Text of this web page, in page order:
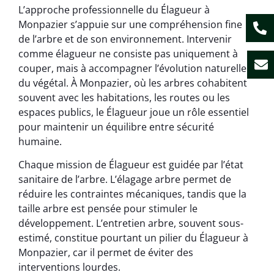
L’approche professionnelle du Élagueur à
Monpazier s’appuie sur une compréhension fine
de l’arbre et de son environnement. Intervenir
comme élagueur ne consiste pas uniquement à
couper, mais à accompagner l’évolution naturelle
du végétal. À Monpazier, où les arbres cohabitent
souvent avec les habitations, les routes ou les
espaces publics, le Élagueur joue un rôle essentiel
pour maintenir un équilibre entre sécurité
humaine.
Chaque mission de Élagueur est guidée par l’état
sanitaire de l’arbre. L’élagage arbre permet de
réduire les contraintes mécaniques, tandis que la
taille arbre est pensée pour stimuler le
développement. L’entretien arbre, souvent sous-
estimé, constitue pourtant un pilier du Élagueur à
Monpazier, car il permet de éviter des
interventions lourdes.